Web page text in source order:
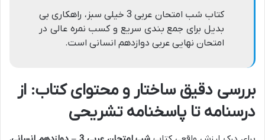
کتاب شب امتحان عربی 3 خیلی سبز، راهکاری بی
بدیل برای جمع بندی سریع و کسب نمره عالی در
امتحان نهایی عربی دوازدهم انسانی است.
بررسی دقیق ساختار و محتوای کتاب: از
درسنامه تا پاسخنامه تشریحی